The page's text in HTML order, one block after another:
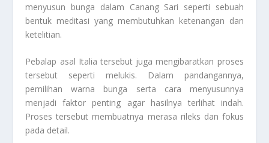
menyusun bunga dalam Canang Sari seperti sebuah
bentuk meditasi yang membutuhkan ketenangan dan
ketelitian.
Pebalap asal Italia tersebut juga mengibaratkan proses
tersebut seperti melukis. Dalam pandangannya,
pemilihan warna bunga serta cara menyusunnya
menjadi faktor penting agar hasilnya terlihat indah.
Proses tersebut membuatnya merasa rileks dan fokus
pada detail.